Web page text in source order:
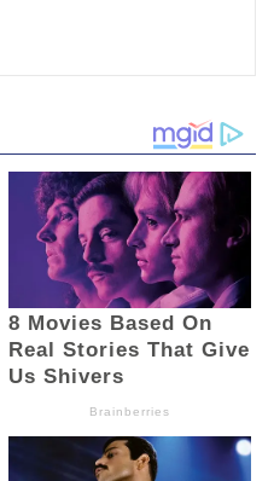
Melan Budiman
Kotamobagu ini
mewakili kaum
Rendy tahu pasti
problem dalam
muda
talenta yang
tentunya memiliki
pembangunan